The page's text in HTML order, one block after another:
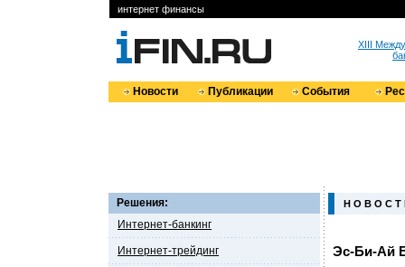
интернет финансы
XIII
Новости Публикации События
Решения:
Интернет-банкинг
Интернет-трейдинг
Н О В О С Т
Эс-Би-Ай